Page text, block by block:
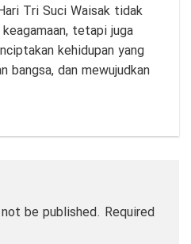
Tri Suci Waisak tidak
tetapi juga
kehidupan yang
bangsa, dan mewujudkan
be published. Required